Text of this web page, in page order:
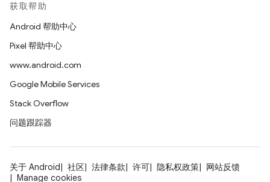
获取帮助
Android 帮助中心
Pixel 帮助中心
www.android.com
Google Mobile Services
Stack Overflow
问题跟踪器
关于 Android 社区 法律条款 许可 隐私权政策
网站反馈
Manage cookies